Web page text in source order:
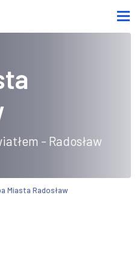
- Radosław
Miasta Radosław